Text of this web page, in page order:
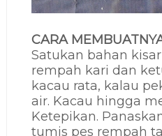
CARA
Satukan bahan
rempah kari dan
kacau rata, kalau
air. Kacau hingga
Ketepikan.
tumis pes rempah